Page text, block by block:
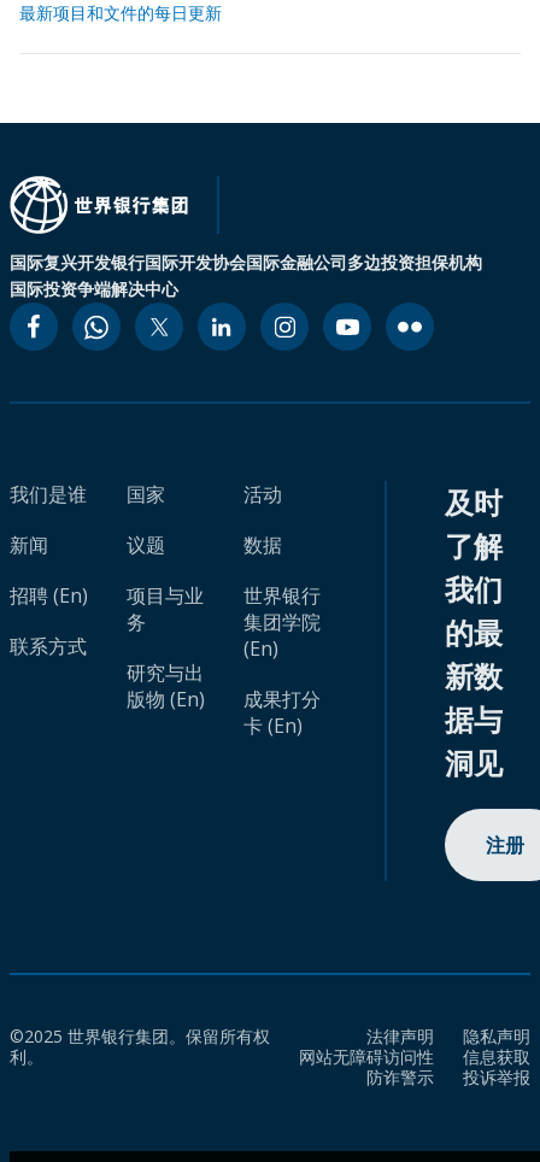
最新项目和文件的每日更新
国际复兴开发银行国际开发协会国际金融公司多边投资担保机构
国际投资争端解决中心
我们是谁
新闻
招聘 (En)
联系方式
国家
议题
项目与业
务
研究与出
版物 (En)
活动
数据
世界银行
集团学院
(En)
成果打分
卡 (En)
及时
了解
我们
的最
新数
据与
洞见
注册
©2025 世界银行集团。保留所有权
利。
法律声明
隐私声明
网站无障碍访问性
信息获取
防诈警示
投诉举报